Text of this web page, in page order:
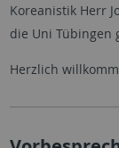
Koreanistik Herr
die Uni Tübingen
Herzlich